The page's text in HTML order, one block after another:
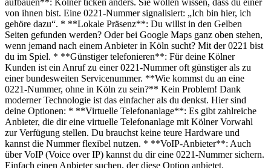
aufbauen**: Kölner ticken anders. Sie wollen wissen, dass du einer
von ihnen bist. Eine 0221-Nummer signalisiert: „Ich bin hier, ich
gehöre dazu“. * **Lokale Präsenz**: Du willst in den Gelben
Seiten gefunden werden? Oder bei Google Maps ganz oben stehen,
wenn jemand nach einem Anbieter in Köln sucht? Mit der 0221 bist
du im Spiel. * **Günstiger telefonieren**: Für deine Kölner
Kunden ist ein Anruf zu einer 0221-Nummer oft günstiger als zu
einer bundesweiten Servicenummer. **Wie kommst du an eine
0221-Nummer, ohne in Köln zu sein?** Kein Problem! Dank
moderner Technologie ist das einfacher als du denkst. Hier sind
deine Optionen: * **Virtuelle Telefonanlage**: Es gibt zahlreiche
Anbieter, die dir eine virtuelle Telefonanlage mit Kölner Vorwahl
zur Verfügung stellen. Du brauchst keine teure Hardware und
kannst die Nummer flexibel nutzen. * **VoIP-Anbieter**: Auch
über VoIP (Voice over IP) kannst du dir eine 0221-Nummer sichern.
Einfach einen Anbieter suchen, der diese Option anbietet.